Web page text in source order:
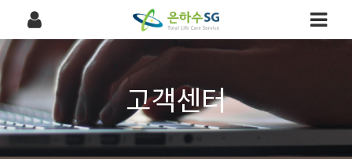
고객센터